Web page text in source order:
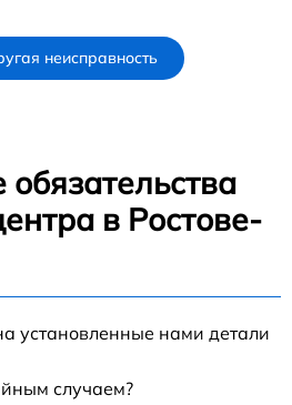
неисправность
в Ростове-
установленные нами детали
случаем?